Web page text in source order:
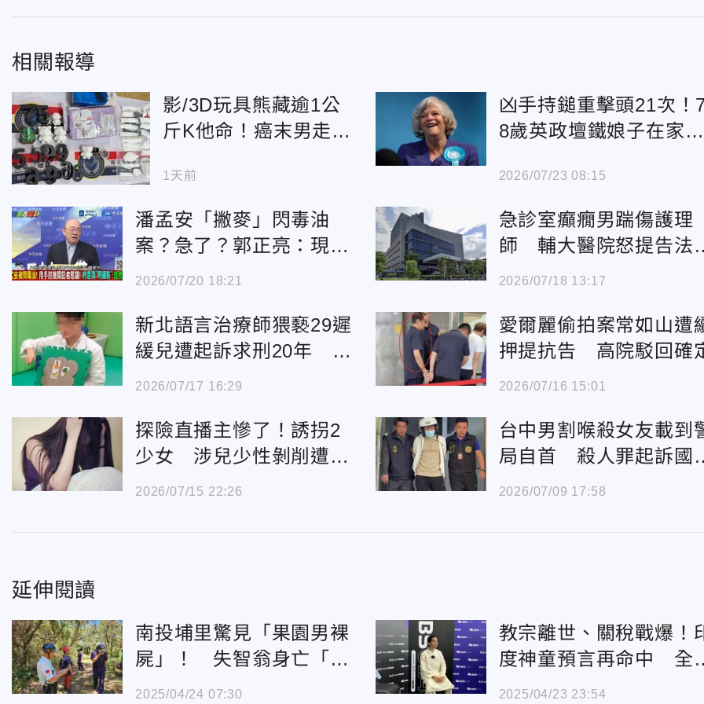
相關報導
影/3D玩具熊藏逾1公
斤K他命！癌末男走私
1天前
凶手持鎚重擊頭21次！
8歲英政壇鐵娘子在家吃
2026/07/23 08:15
潘孟安「撇麥」閃毒油
案？急了？郭正亮：現在
已燒到總統府！725凱道
2026/07/20 18:21
急診室癲癇男踹傷護理
師 輔大醫院怒提告法
裁定羈押
2026/07/18 13:17
新北語言治療師猥褻29遲
緩兒遭起訴求刑20年 學
霸背景曝光
2026/07/17 16:29
愛爾麗偷拍案常如山遭
押提抗告 高院駁回確
2026/07/16 15:01
探險直播主慘了！誘拐2
少女 涉兒少性剝削遭聲
押禁見
2026/07/15 22:26
台中男割喉殺女友載到
局自首 殺人罪起訴國
法官審理
2026/07/09 17:58
延伸閱讀
南投埔里驚見「果園男裸
屍」！ 失智翁身亡「衣
褲丟旁邊」
2025/04/24 07:30
教宗離世、關稅戰爆！
度神童預言再命中 全
10大警訊曝「跟台灣有
2025/04/23 23:54